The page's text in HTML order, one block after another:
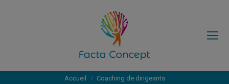
Accueil
Coaching de dirigeants